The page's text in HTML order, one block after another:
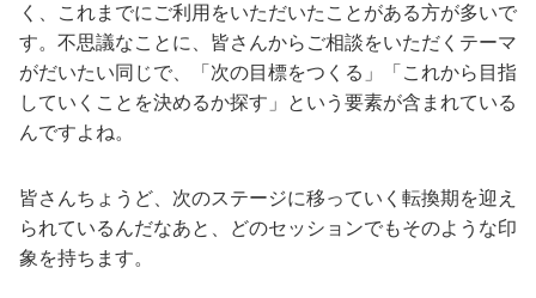
く、これまでにご利用をいただいたことがある方が多いで
す。不思議なことに、皆さんからご相談をいただくテーマ
がだいたい同じで、「次の目標をつくる」「これから目指
していくことを決めるか探す」という要素が含まれている
んですよね。
皆さんちょうど、次のステージに移っていく転換期を迎え
られているんだなあと、どのセッションでもそのような印
象を持ちます。